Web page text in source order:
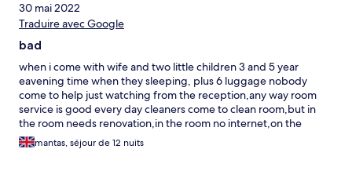
30 mai 2022
Traduire avec Google
bad
when i come with wife and two little children 3 and 5 year
eavening time when they sleeping, plus 6 luggage nobody
come to help just watching from the reception,any way room
service is good every day cleaners come to clean room,but in
the room needs renovation,in the room no internet,on the
internet list is diferent photos like now when you come.about
food in restoran you cant there go if you dont want sick,and
mantas, séjour de 12 nuits